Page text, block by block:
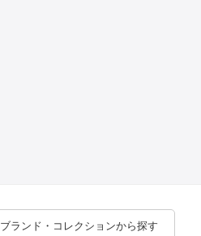
ブランド・コレクションから探す